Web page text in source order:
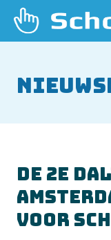
De 2e
voor